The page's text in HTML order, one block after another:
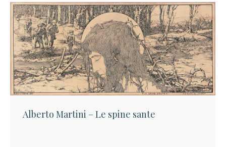
Alberto Martini – Le spine sante